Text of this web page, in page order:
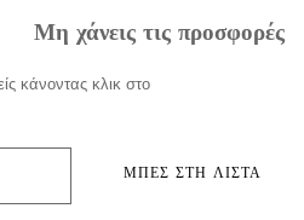
Μη χάνεις τις προσφορές
κάνοντας κλικ στο
ΜΠΕΣ ΣΤΗ ΛΙΣΤΑ